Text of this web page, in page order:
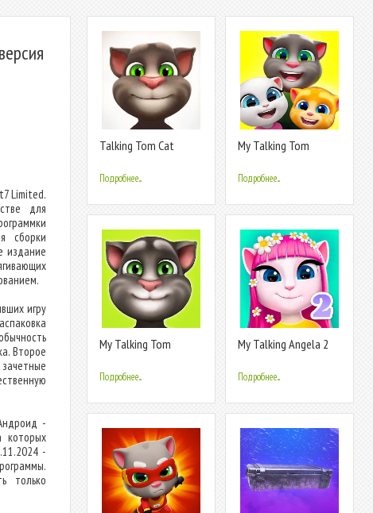
Limited.
для
сборки
издание
игру
Второе
-
которых
-
только
Talking Tom Cat
Подробнее...
My Talking Tom
Подробнее...
My Talking Tom
Подробнее...
My Talking Angela 2
Подробнее...